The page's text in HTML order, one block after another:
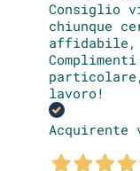
Consiglio
chiunque
affidabile,
lavoro!